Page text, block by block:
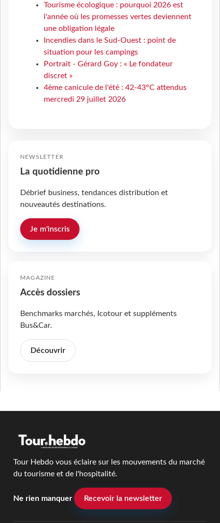
Tourisme écologique : pourquoi 2026 est
l'année où les promesses vertes deviennent
une obligation légale
Incendies dans le Sud-Ouest : point de
situation pour les campings
Portrait - Gérard Goy : « Le fondateur
discret »
4ème canicule de l'été : 42-43°C attendus
mercredi 29 juillet 2026
NEWSLETTER
La quotidienne pro
Débrief business, tendances distribution et
nouveautés destinations.
Je m'inscris
MAGAZINE
Accès dossiers
Benchmarks marchés, Icotour et suppléments
Bus&Car.
Découvrir
Tour Hebdo vous éclaire sur les mouvements du marché
du tourisme et de l'hospitalité.
Ne rien manquer Recevoir la newsletter